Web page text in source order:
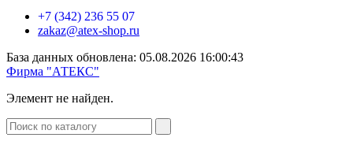
+7 (342) 236 55 07
zakaz@atex-shop.ru
База данных обновлена: 05.08.2026 16:00:43
Фирма "АТЕКС"
Элемент не найден.